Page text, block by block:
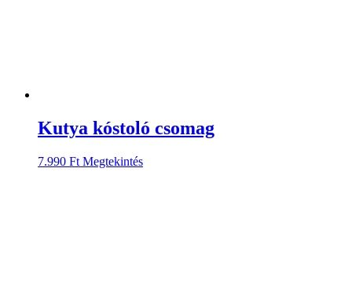
Kutya kóstoló csomag
7.990 Ft Megtekintés